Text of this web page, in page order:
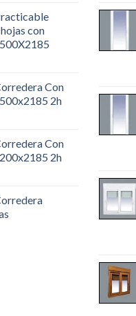
con
Con
2h
Con
2h